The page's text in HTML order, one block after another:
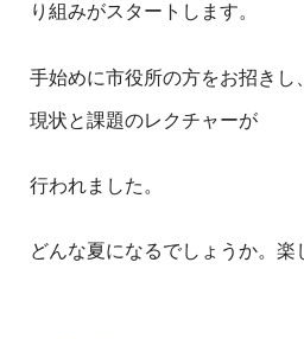
り組みがスタートします。
手始めに市役所の方をお招きし
現状と課題のレクチャーが
行われました。
どんな夏になるでしょうか。楽